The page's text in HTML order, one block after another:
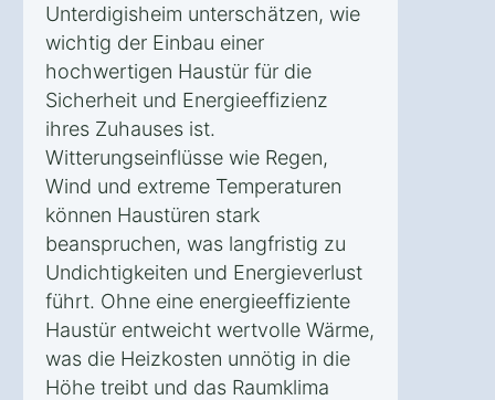
Unterdigisheim unterschätzen, wie
wichtig der Einbau einer
hochwertigen Haustür für die
Sicherheit und Energieeffizienz
ihres Zuhauses ist.
Witterungseinflüsse wie Regen,
Wind und extreme Temperaturen
können Haustüren stark
beanspruchen, was langfristig zu
Undichtigkeiten und Energieverlust
führt. Ohne eine energieeffiziente
Haustür entweicht wertvolle Wärme,
was die Heizkosten unnötig in die
Höhe treibt und das Raumklima